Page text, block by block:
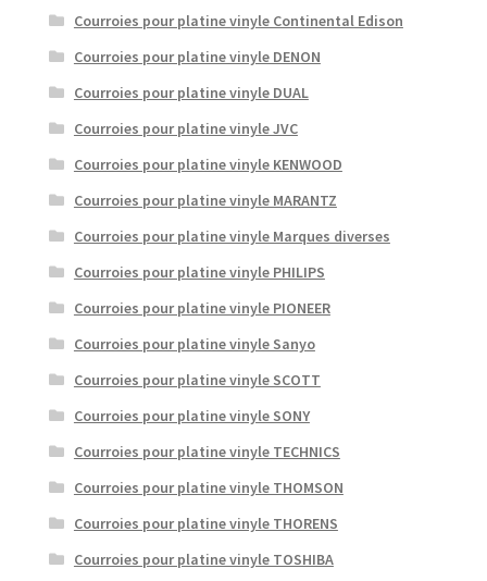
Courroies pour platine vinyle Continental Edison
Courroies pour platine vinyle DENON
Courroies pour platine vinyle DUAL
Courroies pour platine vinyle JVC
Courroies pour platine vinyle KENWOOD
Courroies pour platine vinyle MARANTZ
Courroies pour platine vinyle Marques diverses
Courroies pour platine vinyle PHILIPS
Courroies pour platine vinyle PIONEER
Courroies pour platine vinyle Sanyo
Courroies pour platine vinyle SCOTT
Courroies pour platine vinyle SONY
Courroies pour platine vinyle TECHNICS
Courroies pour platine vinyle THOMSON
Courroies pour platine vinyle THORENS
Courroies pour platine vinyle TOSHIBA